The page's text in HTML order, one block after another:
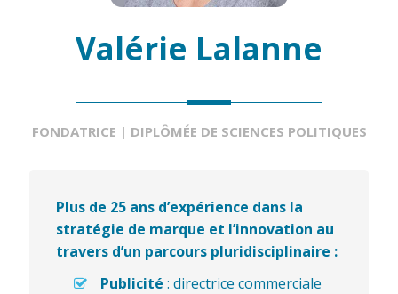
Valérie Lalanne
FONDATRICE | DIPLÔMÉE DE SCIENCES POLITIQUES
Plus de 25 ans d’expérience dans la
stratégie de marque et l’innovation au
travers d’un parcours pluridisciplinaire :
Publicité : directrice commerciale